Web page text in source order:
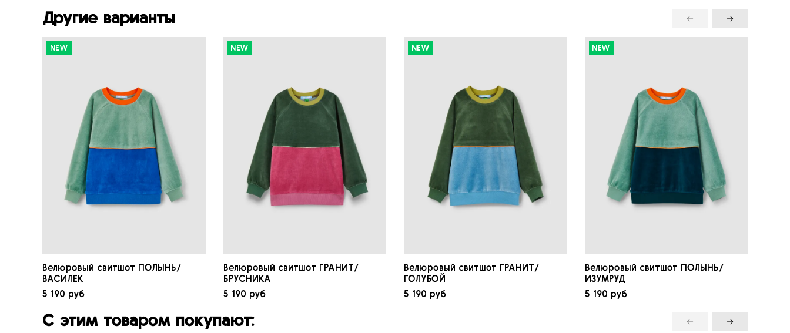
Другие варианты
NEW
Велюровый свитшот ПОЛЫНЬ/
ВАСИЛЕК
5 190 руб
NEW
Велюровый свитшот ГРАНИТ/
БРУСНИКА
5 190 руб
NEW
Велюровый свитшот ГРАНИТ/
ГОЛУБОЙ
5 190 руб
NEW
Велюровый свитшот ПОЛЫНЬ/
ИЗУМРУД
5 190 руб
С этим товаром покупают: